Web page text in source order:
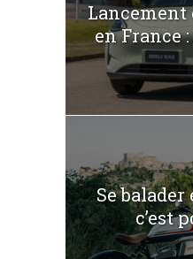
Lancement
en France
Se
c’est